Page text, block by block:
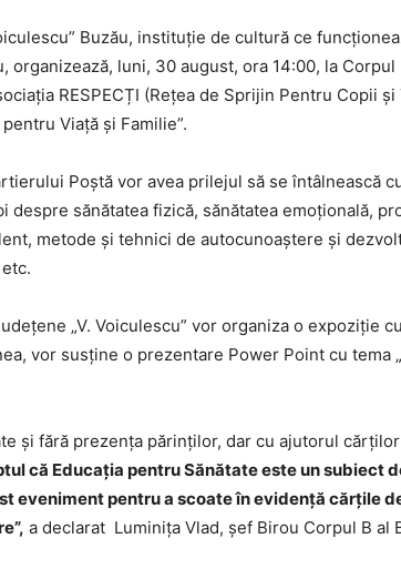
Buzău, instituție de cultură ce
organizează, luni, 30 august, ora 14:00, la
RESPECȚI (Rețea de Sprijin Pentru Copii
Viață și Familie”.
Poștă vor avea prilejul să se întâlnească
despre sănătatea fizică, sănătatea emoțională,
metode și tehnici de autocunoaștere și
„V. Voiculescu” vor organiza o expoziție
vor susține o prezentare Power Point cu tema
și fără prezența părinților, dar cu ajutorul
că Educația pentru Sănătate este un subiect
eveniment pentru a scoate în evidență cărțile
a declarat Luminița Vlad, șef Birou Corpul B al